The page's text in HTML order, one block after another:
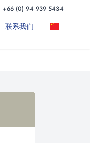
+66 (0) 94 939 5434
联系我们